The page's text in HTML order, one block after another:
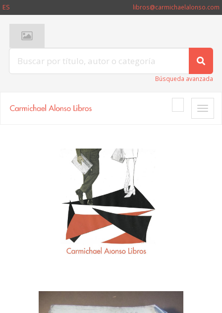
ES libros@carmichaelalonso.com
Búsqueda avanzada
Toggle